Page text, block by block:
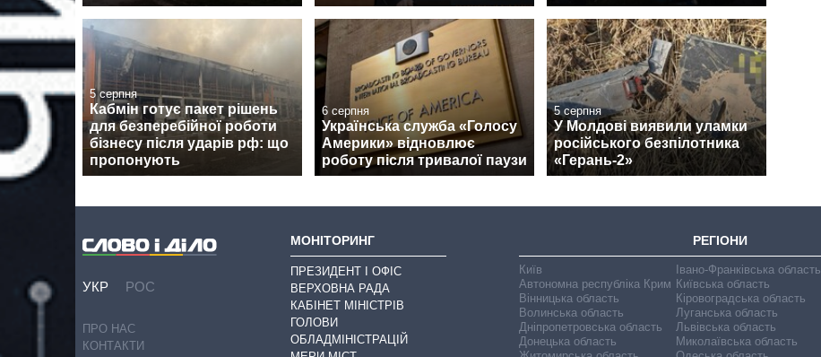
5 серпня
Кабмін готує пакет рішень
для безперебійної роботи
бізнесу після ударів рф: що
пропонують
6 серпня
Українська служба «Голосу
Америки» відновлює
роботу після тривалої паузи
5 серпня
У Молдові виявили уламки
російського безпілотника
«Герань-2»
УКР РОС
ПРО НАС
КОНТАКТИ
МОНІТОРИНГ
ПРЕЗИДЕНТ І ОФІС
ВЕРХОВНА РАДА
КАБІНЕТ МІНІСТРІВ
ГОЛОВИ
ОБЛАДМІНІСТРАЦІЙ
РЕГІОНИ
Київ
Автономна республіка Крим
Вінницька область
Волинська область
Дніпропетровська область
Донецька область
Івано-Франківська область
Київська область
Кіровоградська область
Луганська область
Львівська область
Миколаївська область